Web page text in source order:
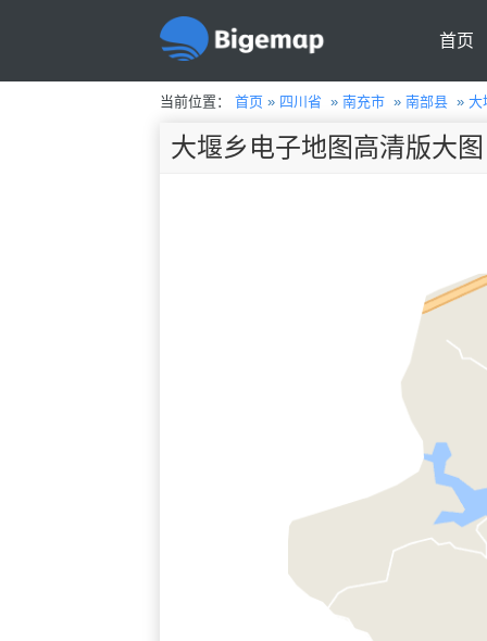
首页
当前位置： 首页» 四川省 » 南充市» 南部县» 大
大堰乡电子地图高清版大图